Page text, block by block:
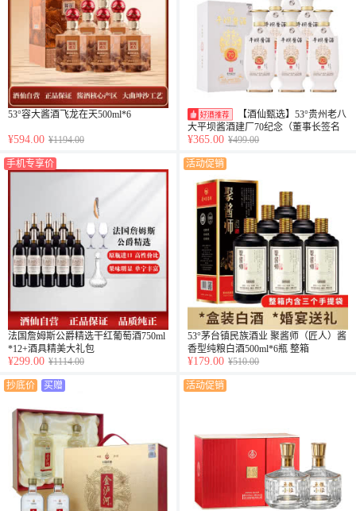
53°容大酱酒飞龙在天500ml*6
¥594.00 ¥1194.00
【酒仙甄选】53°贵州老八
大平坝酱酒建厂70纪念（董事长签名
版）500ml*6整箱
¥365.00 ¥499.00
手机专享价
法国詹姆斯公爵精选干红葡萄酒750ml
*12+酒具精美大礼包
¥299.00 ¥1114.00
活动促销
53°茅台镇民族酒业 聚酱师（匠人）酱
香型纯粮白酒500ml*6瓶 整箱
¥179.00 ¥510.00
抄底价 买赠 活动促销